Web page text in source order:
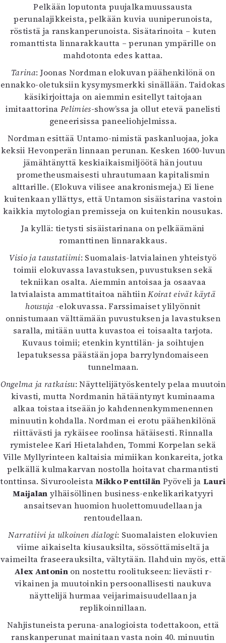
Tilaus ja irtonumerot
Yhteistyössä
Toimitus
Mediatiedot
Pelkään loputonta puujalkamuussausta
perunalajikkeista, pelkään kuvia uuniperunoista,
röstistä ja ranskanperunoista. Sisätarinoita – kuten
romanttista linnarakkautta – perunan ympärille on
mahdotonta edes kattaa.
Tarina: Joonas Nordman elokuvan päähenkilönä on
ennakko-oletuksiin kysymysmerkki sinällään. Taidokas
käsikirjoittaja on aiemmin esitellyt taitojaan
imitaattorinaPelimies-show’ssa ja ollut etevä panelisti
geneerisissa paneeliohjelmissa.
Nordman esittää Untamo-nimistä paskanluojaa, joka
keksii Hevonperän linnaan perunan. Kesken 1600-luvun
jämähtänyttä keskiaikaismiljöötä hän joutuu
prometheusmaisesti uhrautumaan kapitalismin
alttarille. (Elokuva vilisee anakronismeja.) Ei liene
kuitenkaan yllättys, että Untamon sisäistarina vastoin
kaikkia mytologian premisseja on kuitenkin nousukas.
Ja kyllä: tietysti sisäistarinana on pelkäämäni
romanttinen linnarakkaus.
Visio ja taustatiimi: Suomalais-latvialainen yhteistyö
toimii elokuvassa lavastuksen, puvustuksen sekä
tekniikan osalta. Aiemmin antoisaa ja osaavaa
latvialaista ammattitaitoa nähtiinKoirat eivät käytä
housuja -elokuvassa. Farssimaiset ylilyönnit
onnistumaan välttämään puvustuksen ja lavastuksen
saralla, mitään uutta kuvastoa ei toisaalta tarjota.
Kuvaus toimii; etenkin kynttilän- ja soihtujen
lepatuksessa päästään jopa barrylyndomaiseen
tunnelmaan.
Ongelma ja ratkaisu: Näyttelijätyöskentely pelaa muutoin
kivasti, mutta Nordmanin hätääntynyt kuminaama
alkaa toistaa itseään jo kahdennenkymmenennen
minuutin kohdalla. Nordman ei erotu päähenkilönä
riittävästi ja rykäisee roolinsa hätäisesti. Rinnalla
rymistelee Kari Hietalahden, Tommi Korpelan sekä
Ville Myllyrinteen kaltaisia mimiikan konkareita, jotka
pelkällä kulmakarvan nostolla hoitavat charmantisti
tonttinsa. SivurooleistaMikko Penttilän Pyöveli jaLauri
Maijalan ylhäisöllinen business-enkelikarikatyyri
ansaitsevan huomion huolettomuudellaan ja
rentoudellaan.
Narratiivi ja ulkoinen dialogi: Suomalaisten elokuvien
viime aikaiselta kiusauksilta, sössöttämiseltä ja
vaimeilta fraseerauksilta, vältytään. Ilahduin myös, että
Alex Antoninon nostettu roolitukseen: lievästi r-
vikainen ja muutoinkin persoonallisesti naukuva
näyttelijä hurmaa veijarimaisuudellaan ja
replikoinnillaan.
Nahjistuneista peruna-analogioista todettakoon, että
ranskanperunat mainitaan vasta noin 40. minuutin